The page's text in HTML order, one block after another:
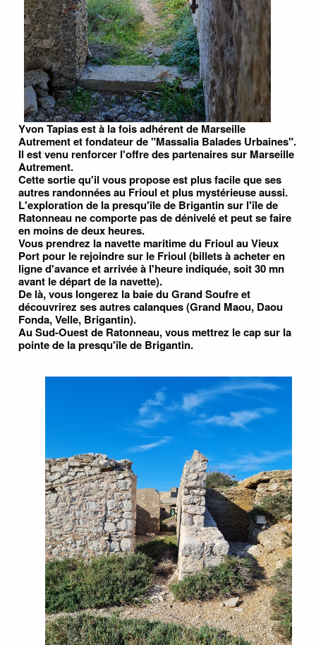
Yvon Tapias est à la fois adhérent de Marseille
Autrement et fondateur de "Massalia Balades Urbaines".
Il est venu renforcer l'offre des partenaires sur Marseille
Autrement.
Cette sortie qu'il vous propose est plus facile que ses
autres randonnées au Frioul et plus mystérieuse aussi.
L'exploration de la presqu'île de Brigantin sur l'île de
Ratonneau ne comporte pas de dénivelé et peut se faire
en moins de deux heures.
Vous prendrez la navette maritime du Frioul au Vieux
Port pour le rejoindre sur le Frioul (billets à acheter en
ligne d'avance et arrivée à l'heure indiquée, soit 30 mn
avant le départ de la navette).
De là, vous longerez la baie du Grand Soufre et
découvrirez ses autres calanques (Grand Maou, Daou
Fonda, Velle, Brigantin).
Au Sud-Ouest de Ratonneau, vous mettrez le cap sur la
pointe de la presqu'île de Brigantin.